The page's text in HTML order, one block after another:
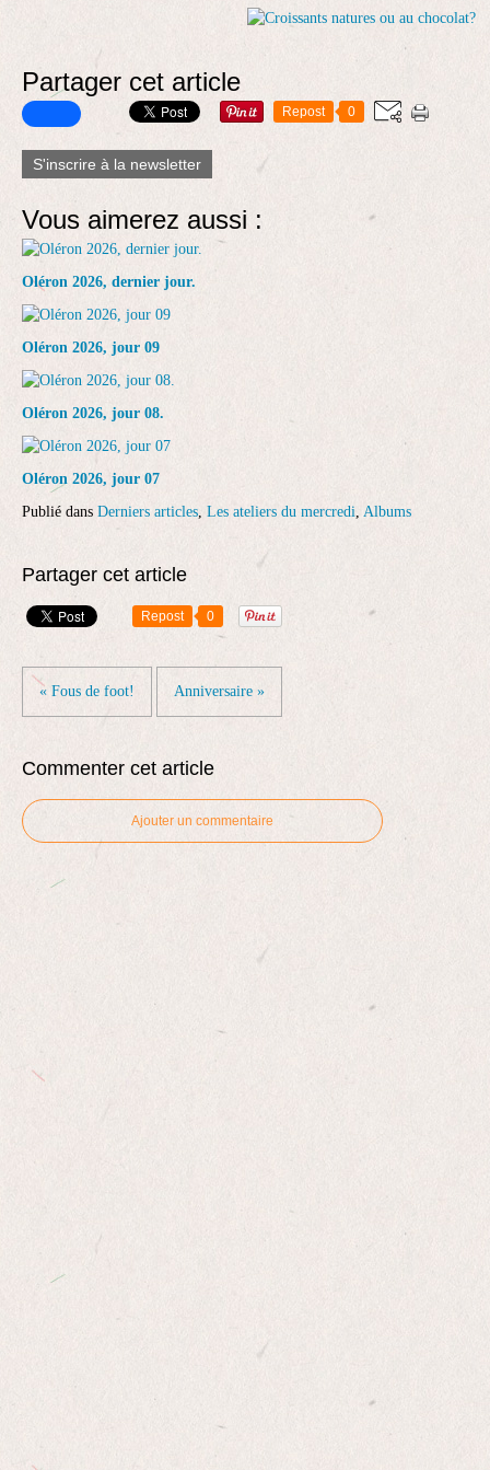
Partager cet article
Repost 0
S'inscrire à la newsletter
Vous aimerez aussi :
Oléron 2026, dernier jour.
Oléron 2026, jour 09
Oléron 2026, jour 08.
Oléron 2026, jour 07
Publié dans Derniers articles, Les ateliers du mercredi, Albums
Partager cet article
Repost 0
« Fous de foot! Anniversaire »
Commenter cet article
Ajouter un commentaire